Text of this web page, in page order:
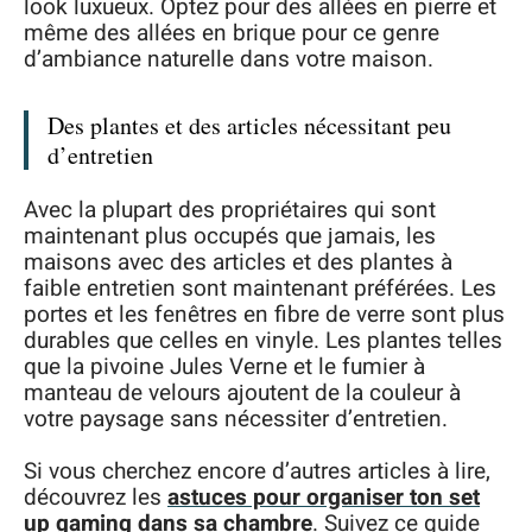
look luxueux. Optez pour des allées en pierre et
même des allées en brique pour ce genre
d’ambiance naturelle dans votre maison.
Des plantes et des articles nécessitant peu
d’entretien
Avec la plupart des propriétaires qui sont
maintenant plus occupés que jamais, les
maisons avec des articles et des plantes à
faible entretien sont maintenant préférées. Les
portes et les fenêtres en fibre de verre sont plus
durables que celles en vinyle. Les plantes telles
que la pivoine Jules Verne et le fumier à
manteau de velours ajoutent de la couleur à
votre paysage sans nécessiter d’entretien.
Si vous cherchez encore d’autres articles à lire,
découvrez les astuces pour organiser ton set
up gaming dans sa chambre. Suivez ce guide